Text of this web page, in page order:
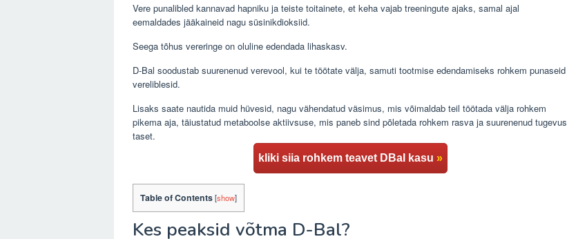
Vere punalibled kannavad hapniku ja teiste toitainete, et keha vajab treeningute ajaks, samal ajal
eemaldades jääkaineid nagu süsinikdioksiid.
Seega tõhus vereringe on oluline edendada lihaskasv.
D-Bal soodustab suurenenud verevool, kui te töötate välja, samuti tootmise edendamiseks rohkem punaseid
vereliblesid.
Lisaks saate nautida muid hüvesid, nagu vähendatud väsimus, mis võimaldab teil töötada välja rohkem
pikema aja, täiustatud metaboolse aktiivsuse, mis paneb sind põletada rohkem rasva ja suurenenud tugevus
taset.
kliki siia rohkem teavet DBaI kasu »
Table of Contents[show]
Kes peaksid võtma D-Bal?